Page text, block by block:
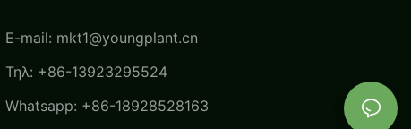
E-mail: mkt1@youngplant.cn
Τηλ: +86-13923295524
Whatsapp: +86-18928528163